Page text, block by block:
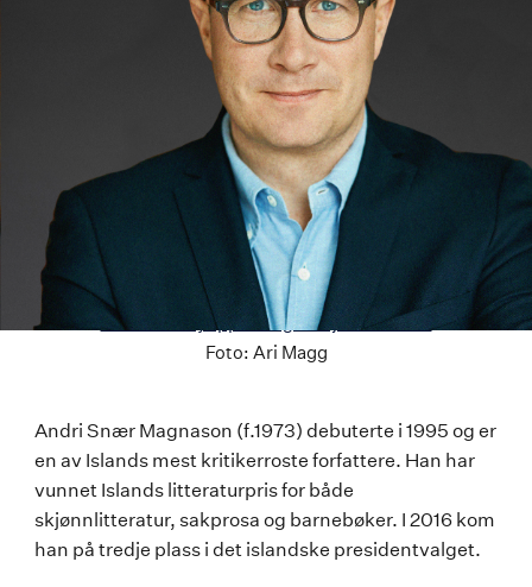
Last ned høyoppløselig versjon av bildet
Foto: Ari Magg
Andri
Snær
Magnason
Andri Snær Magnason (f.1973) debuterte i 1995 og er
en av Islands mest kritikerroste forfattere. Han har
vunnet Islands litteraturpris for både
skjønnlitteratur, sakprosa og barnebøker. I 2016 kom
han på tredje plass i det islandske presidentvalget.